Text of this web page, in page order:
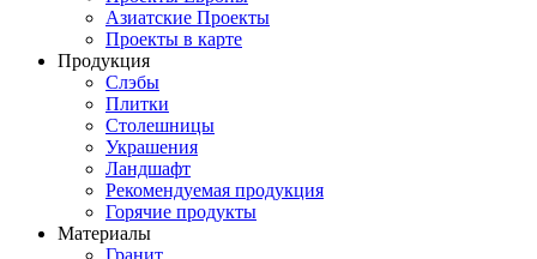
Азиатские Проекты
Проекты в карте
Продукция
Слэбы
Плитки
Столешницы
Украшения
Ландшафт
Рекомендуемая продукция
Горячие продукты
Материалы
Гранит